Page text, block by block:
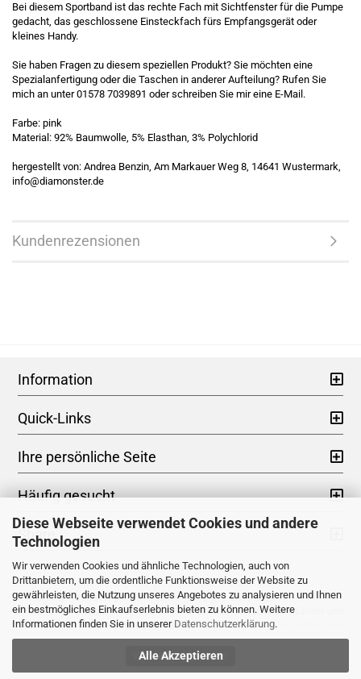
Diese Webseite verwendet Cookies und andere
Technologien
Wir verwenden Cookies und ähnliche Technologien, auch von
Drittanbietern, um die ordentliche Funktionsweise der Website zu
gewährleisten, die Nutzung unseres Angebotes zu analysieren und Ihnen
ein bestmögliches Einkaufserlebnis bieten zu können. Weitere
Informationen finden Sie in unserer Datenschutzerklärung.
Alle Akzeptieren
Bei diesem Sportband ist das rechte Fach mit Sichtfenster für die Pumpe
gedacht, das geschlossene Einsteckfach fürs Empfangsgerät oder
kleines Handy.
Sie haben Fragen zu diesem speziellen Produkt? Sie möchten eine
Spezialanfertigung oder die Taschen in anderer Aufteilung? Rufen Sie
mich an unter 01578 7039891 oder schreiben Sie mir eine E-Mail .
Farbe: pink
Material: 92% Baumwolle, 5% Elasthan, 3% Polychlorid
hergestellt von: Andrea Benzin, Am Markauer Weg 8, 14641 Wustermark,
info@diamonster.de
Kundenrezensionen
Information
Quick-Links
Ihre persönliche Seite
Häufig gesucht
Share
Impressum|AGB|Datenschutz|Widerrufsrecht
* Kein Steuerausweis gem. Kleinuntern.-Reg.§19 UStG zzgl.Versandkosten
** Gilt für Lieferungen nach Deutschland. Lieferzeiten für andere Länder und
Informationen zur Berechnung des Liefertermins siehe hier -Versandinfoseite
Vertrag widerrufen